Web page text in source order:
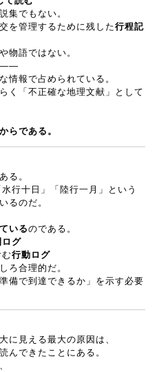
集でもない。
を管理するために残した行程記
物語ではない。
――
情報で占められている。
く「不正確な地理文献」として
らである。
る。
行十日」「陸行一月」という
るのだ。
いるのである。
ログ
行動ログ
ろ合理的だ。
備で到達できるか」を示す必要
に見える最大の原因は、
んできたことにある。